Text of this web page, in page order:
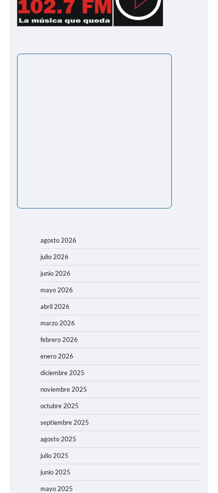
agosto 2026
julio 2026
junio 2026
mayo 2026
abril 2026
marzo 2026
febrero 2026
enero 2026
diciembre 2025
noviembre 2025
octubre 2025
septiembre 2025
agosto 2025
julio 2025
junio 2025
mayo 2025